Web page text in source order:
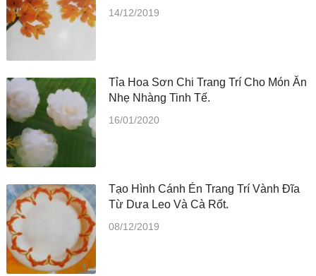
14/12/2019
Tỉa Hoa Sơn Chi Trang Trí Cho Món Ăn
Nhẹ Nhàng Tinh Tế.
16/01/2020
Tạo Hình Cánh Én Trang Trí Vành Đĩa
Từ Dưa Leo Và Cà Rốt.
08/12/2019